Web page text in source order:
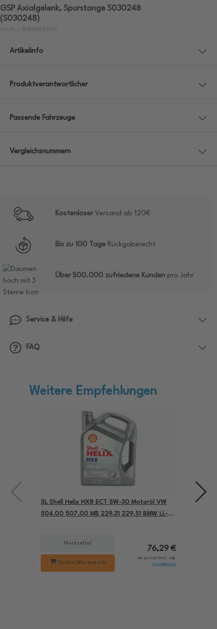
GSP Axialgelenk, Spurstange S030248
(S030248)
Art.Nr.: WW2896590
Artikelinfo
Produktverantwortlicher
Passende Fahrzeuge
Vergleichsnummern
KostenloserVersand ab 120€
Bis zu 100 Tage Rückgaberecht
Über 500.000 zufriedene Kunden pro Jahr
Service & Hilfe
FAQ
Weitere Empfehlungen
5L Shell Helix HX8 ECT 5W-30 Motoröl VW
504.00 507.00 MB 229.31 229.51 BMW LL-04
Merkzettel
In den Warenkorb
76,29 €
inkl. gesetzl. MwSt., zzgl.
Versandkosten